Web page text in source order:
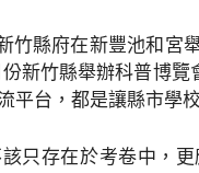
竹縣府在新豐池和宮
新竹縣舉辦科普博
平台，都是讓縣市學
只存在於考卷中，